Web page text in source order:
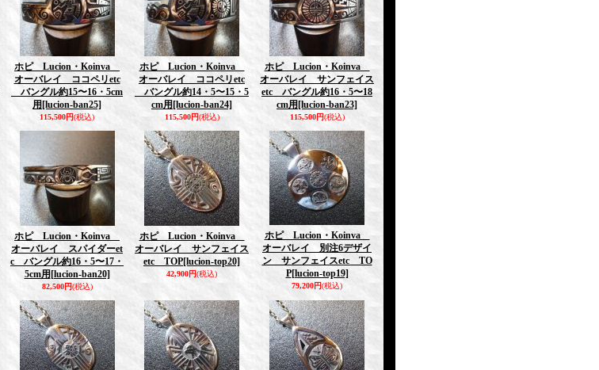
ホピ Lucion・Koinva
オーバレイ ココペリetc
バングル約15〜16・5cm
用 [lucion-ban25]
115,500円(税込)
ホピ Lucion・Koinva
オーバレイ ココペリetc
バングル約14・5〜15・5
cm用 [lucion-ban24]
115,500円(税込)
ホピ Lucion・Koinva
オーバレイ サンフェイス
etc バングル約16・5〜18
cm用 [lucion-ban23]
115,500円(税込)
ホピ Lucion・Koinva
オーバレイ スパイダーet
c バングル約16・5〜17・
5cm用 [lucion-ban20]
82,500円(税込)
ホピ Lucion・Koinva
オーバレイ サンフェイス
etc TOP[lucion-top20]
42,900円(税込)
ホピ Lucion・Koinva
オーバレイ 別注6デザイ
ン サンフェイスetc TO
P[lucion-top19]
79,200円(税込)